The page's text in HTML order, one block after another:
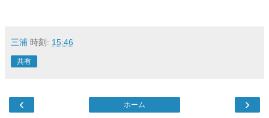
三浦 時刻: 15:46
共有
‹ ›
ホーム